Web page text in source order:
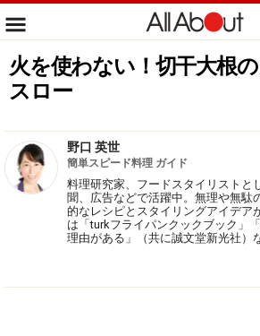
火を使わない！切干大根
スロー
野口 英世
簡単スピード料理 ガイド
料理研究家、フードスタイリストと
聞、広告などで活躍中。無理や無駄
的なレシピとスタイリングアイデア
は「turkフライパンクックブック」
理由がある」（共に誠文堂新光社）